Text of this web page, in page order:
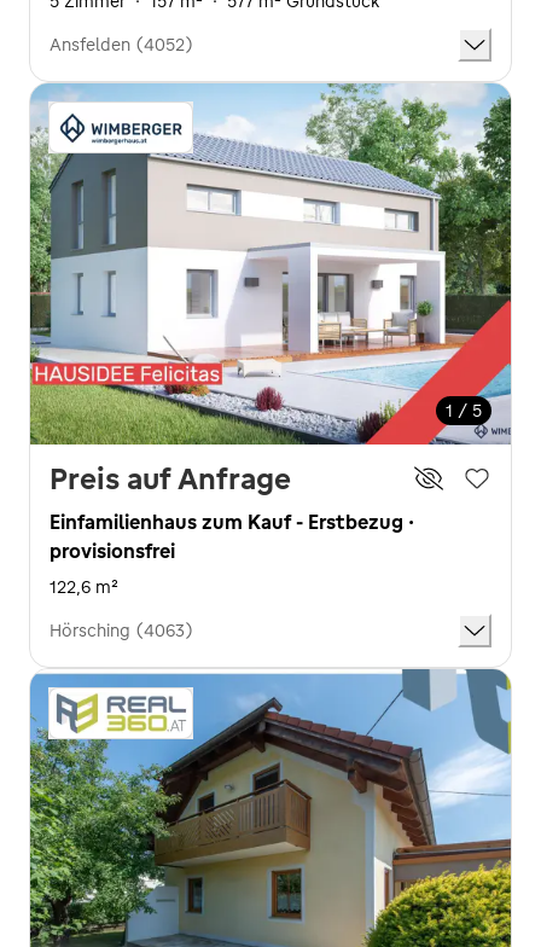
Ansfelden (4052)
1 / 5
Preis auf Anfrage
Einfamilienhaus zum Kauf - Erstbezug ·
provisionsfrei
122,6 m²
Hörsching (4063)